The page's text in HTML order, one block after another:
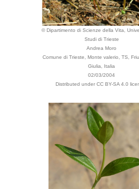
© Dipartimento di Scienze della Vita,
Studi di Trieste
Andrea Moro
Comune di Trieste, Monte valerio, TS,
Giulia, Italia
02/03/2004
Distributed under CC BY-SA 4.0